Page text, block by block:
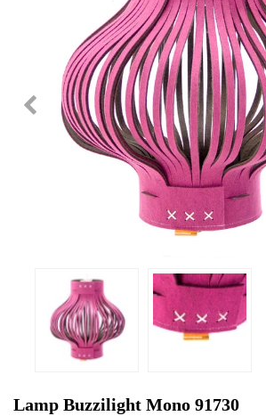
Lamp Buzzilight Mono 91730